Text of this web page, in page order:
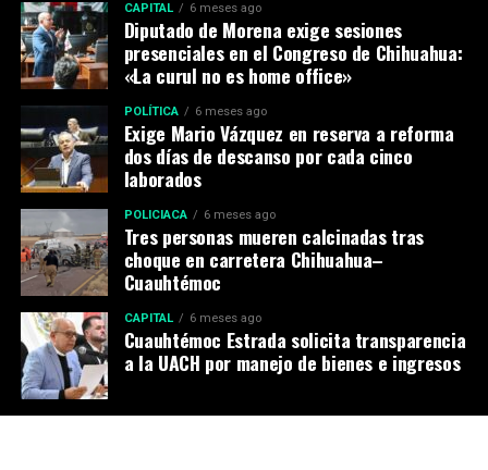
CAPITAL 6 meses ago
Diputado de Morena exige sesiones
presenciales en el Congreso de Chihuahua:
«La curul no es home office»
POLÍTICA 6 meses ago
Exige Mario Vázquez en reserva a reforma
dos días de descanso por cada cinco
laborados
POLICIACA 6 meses ago
Tres personas mueren calcinadas tras
choque en carretera Chihuahua–
Cuauhtémoc
CAPITAL 6 meses ago
Cuauhtémoc Estrada solicita transparencia
a la UACH por manejo de bienes e ingresos